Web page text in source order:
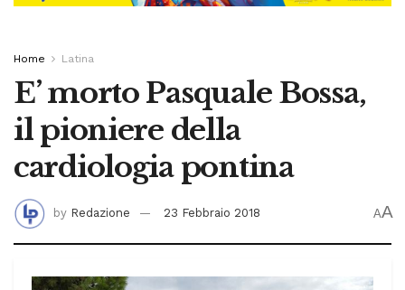
Home Latina
E’ morto Pasquale Bossa,
il pioniere della
cardiologia pontina
by Redazione 23 Febbraio 2018 AA